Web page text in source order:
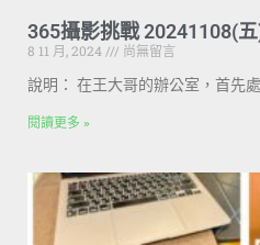
365攝影挑戰 20241108(
8 11 月, 2024
尚無留言
說明： 在王大哥的辦公室，首先
閱讀更多 »